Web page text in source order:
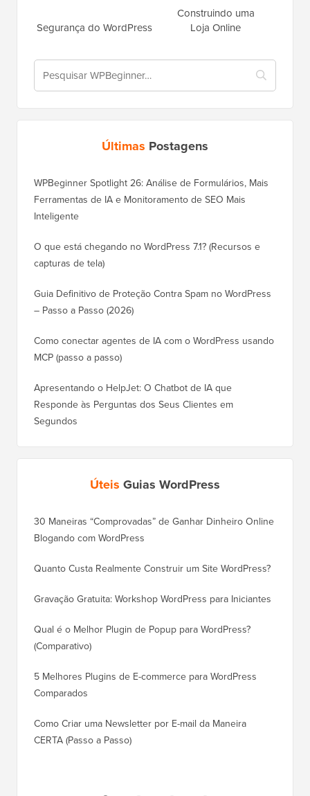
Segurança do WordPress
Construindo uma
Loja Online
Últimas Postagens
WPBeginner Spotlight 26: Análise de Formulários, Mais
Ferramentas de IA e Monitoramento de SEO Mais
Inteligente
O que está chegando no WordPress 7.1? (Recursos e
capturas de tela)
Guia Definitivo de Proteção Contra Spam no WordPress
– Passo a Passo (2026)
Como conectar agentes de IA com o WordPress usando
MCP (passo a passo)
Apresentando o HelpJet: O Chatbot de IA que
Responde às Perguntas dos Seus Clientes em
Segundos
Úteis Guias WordPress
30 Maneiras “Comprovadas” de Ganhar Dinheiro Online
Blogando com WordPress
Quanto Custa Realmente Construir um Site WordPress?
Gravação Gratuita: Workshop WordPress para Iniciantes
Qual é o Melhor Plugin de Popup para WordPress?
(Comparativo)
5 Melhores Plugins de E-commerce para WordPress
Comparados
Como Criar uma Newsletter por E-mail da Maneira
CERTA (Passo a Passo)